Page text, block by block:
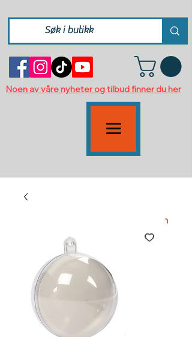
Noen av våre nyheter og tilbud finner du her